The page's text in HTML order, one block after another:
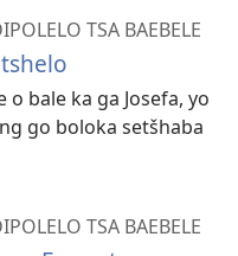
TSA BAEBELE
bale ka ga Josefa, yo
go boloka setšhaba
TSA BAEBELE